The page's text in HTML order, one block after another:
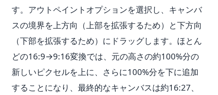
す。アウトペイントオプションを選択し、キャンバ
スの境界を上方向（上部を拡張するため）と下方向
（下部を拡張するため）にドラッグします。ほとん
どの16:9→9:16変換では、元の高さの約100%分の
新しいピクセルを上に、さらに100%分を下に追加
することになり、最終的なキャンバスは約16:27、